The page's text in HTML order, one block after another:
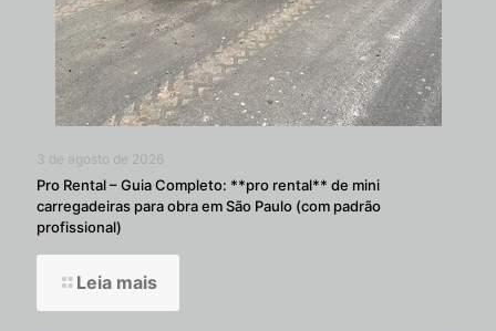
3 de agosto de 2026
Pro Rental – Guia Completo: **pro rental** de mini
carregadeiras para obra em São Paulo (com padrão
profissional)
Leia mais